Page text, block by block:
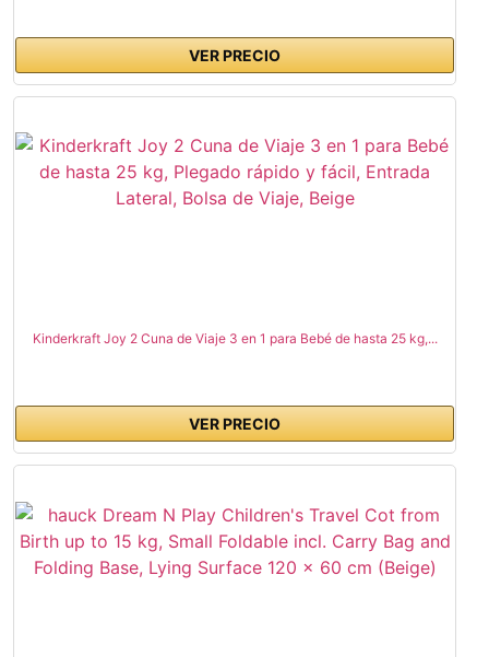
VER PRECIO
Kinderkraft Joy 2 Cuna de Viaje 3 en 1 para Bebé de hasta 25 kg,...
VER PRECIO